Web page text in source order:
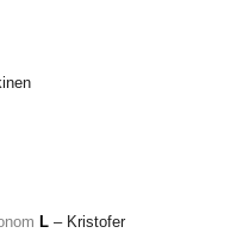
L– Kristofer